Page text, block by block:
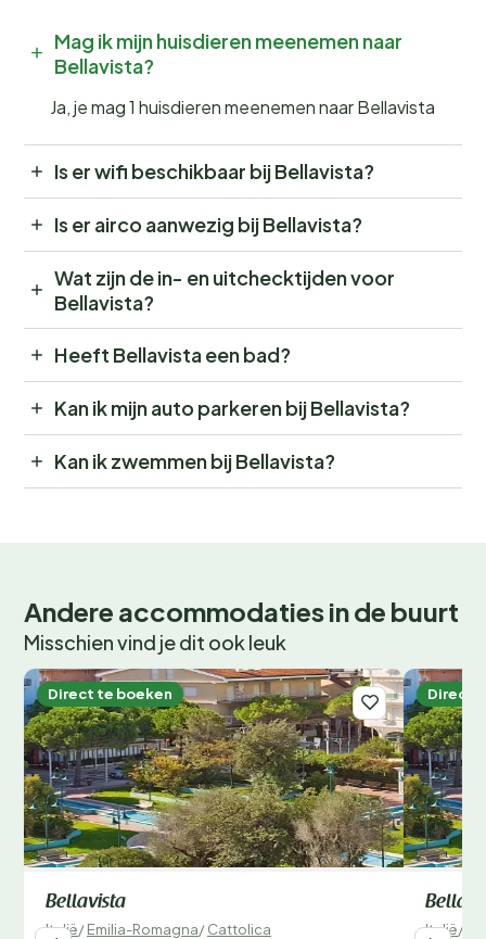
Mag ik mijn huisdieren meenemen naar
Bellavista?
Ja, je mag 1 huisdieren meenemen naar Bellavista
Is er wifi beschikbaar bij Bellavista?
Is er airco aanwezig bij Bellavista?
Wat zijn de in- en uitchecktijden voor
Bellavista?
Heeft Bellavista een bad?
Kan ik mijn auto parkeren bij Bellavista?
Kan ik zwemmen bij Bellavista?
Andere accommodaties in de buurt
Misschien vind je dit ook leuk
Direct te boeken
Bellavista
Italië/Emilia-Romagna/Cattolica
Direct
Italië/